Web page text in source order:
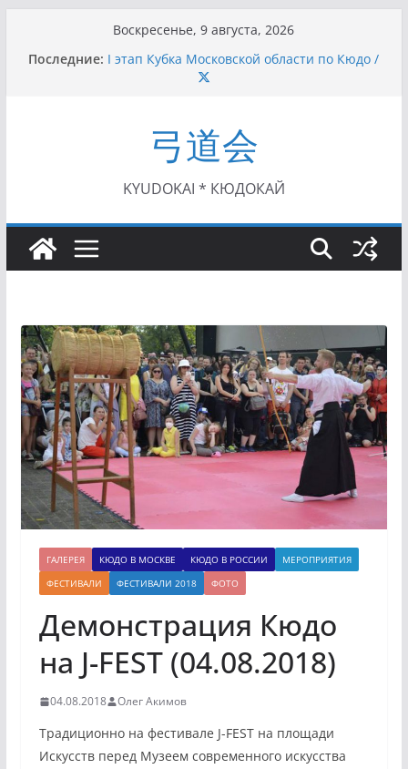
содержимому
Воскресенье, 9 августа, 2026
Последние: I этап Кубка Московской области по Кюдо /
Сейдокан II (27.06.2021)
II этап Кубка Московской области по Кюдо
/Сейдокан III (01.08.2021)
II Кубок Посла Японии в России по Кюдо,
Орёл (25.07.2021)
弓道会
KYUDOKAI * КЮДОКАЙ
ГАЛЕРЕЯ КЮДО В МОСКВЕ КЮДО В РОССИИ
МЕРОПРИЯТИЯ
ФЕСТИВАЛИ
ФЕСТИВАЛИ 2018 ФОТО
Демонстрация Кюдо
на J-FEST (04.08.2018)
04.08.2018 Олег Акимов
Традиционно на фестивале J-FEST на площади
Искусств перед Музеем современного искусства